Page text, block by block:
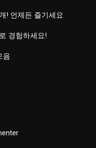
! 언제든 즐기세요
경험하세요!
음